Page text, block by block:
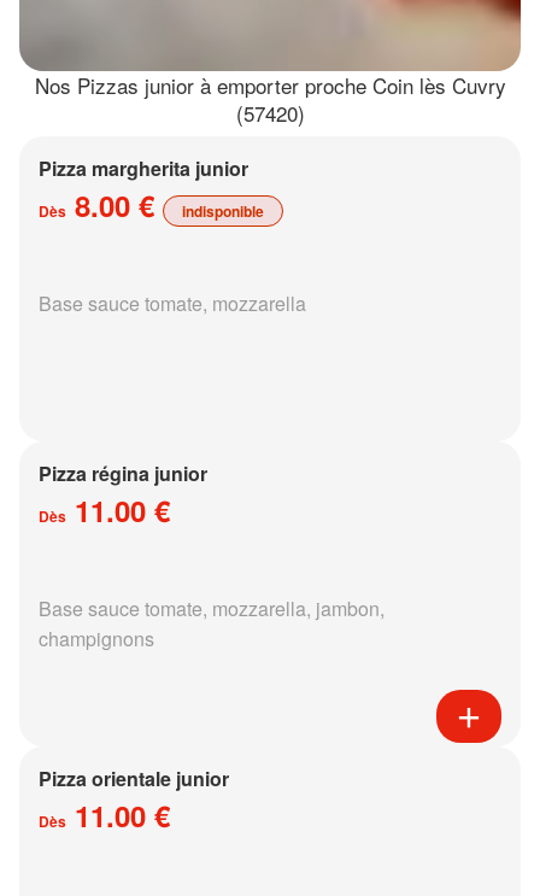
Nos Pizzas junior à emporter proche Coin lès Cuvry
(57420)
Pizza margherita junior
Dès 8.00 € indisponible
Base sauce tomate, mozzarella
Pizza régina junior
Dès 11.00 €
Base sauce tomate, mozzarella, jambon,
champignons
Pizza orientale junior
Dès 11.00 €